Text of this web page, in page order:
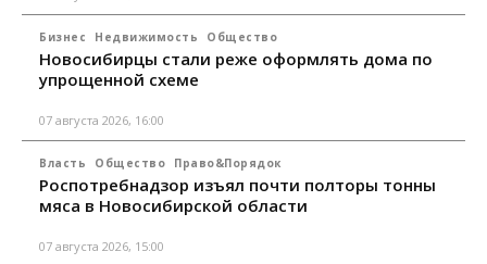
Бизнес Недвижимость Общество
Новосибирцы стали реже оформлять дома по
упрощенной схеме
07 августа 2026, 16:00
Власть Общество Право&Порядок
Роспотребнадзор изъял почти полторы тонны
мяса в Новосибирской области
07 августа 2026, 15:00